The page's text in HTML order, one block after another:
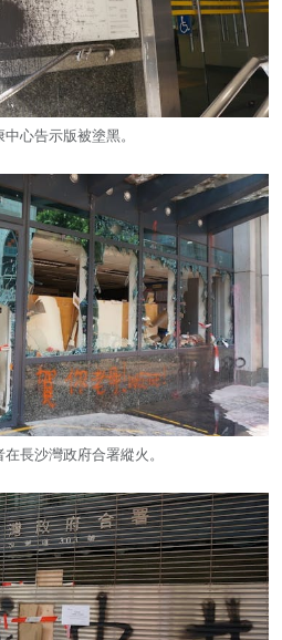
心告示版被塗黑。
長沙灣政府合署縱火。